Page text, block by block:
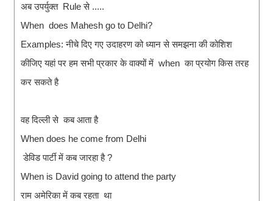
अब उपर्युक्त Rule से .....
When does Mahesh go to Delhi?
Examples: नीचे दिए गए उदाहरण को ध्यान से समझना की कोशिश
कीजिए यहां पर हम सभी प्रकार के वाक्यों में when का प्रयोग किस तरह
कर सकते है
वह दिल्ली से कब आता है
When does he come from Delhi
डेविड पार्टी में कब जारहा है ?
When is David going to attend the party
राम अमेरिका में कब रहता था